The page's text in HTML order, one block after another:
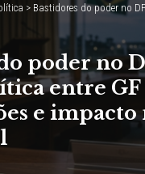
> Bastidores do poder no DF: disputa política entre GF e GDF
poder no
entre GF
e impacto